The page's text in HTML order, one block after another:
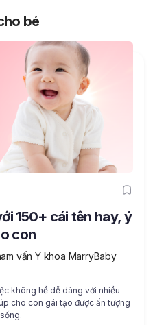
bé
150+ cái tên hay, ý
con
vấn Y khoa MarryBaby
không hề dễ dàng với nhiều
cho con gái tạo được ấn tượng